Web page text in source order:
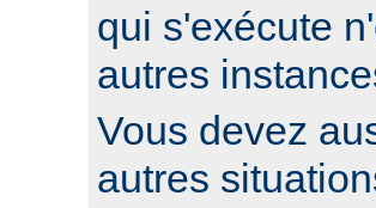
qui s'exécute
autres
Vous devez
autres